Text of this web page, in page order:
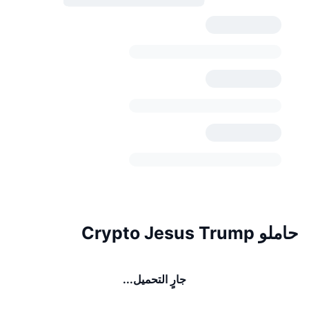
حاملو Crypto Jesus Trump
جارٍ التحميل...